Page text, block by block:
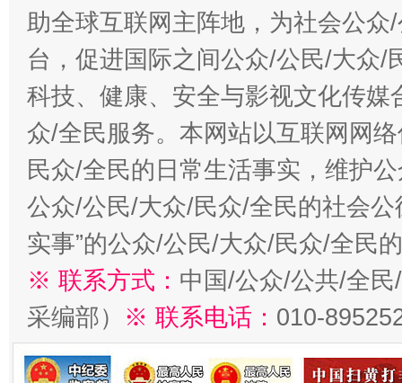
助全球互联网主阵地，为社会公
台，促进国际之间公众/公民/大众/
科技、健康、安全与影视文化传
众/全民服务。本网站以互联网网
民众/全民的日常生活事实，维护
公众/公民/大众/民众/全民的社会公
实事”的公众/公民/大众/民众/全民
※ 联系方式： 中国/公众/公共/全
采编部） ※ 联系电话： 010-